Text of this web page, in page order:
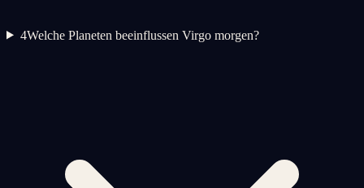
4Welche Planeten beeinflussen Virgo morgen?